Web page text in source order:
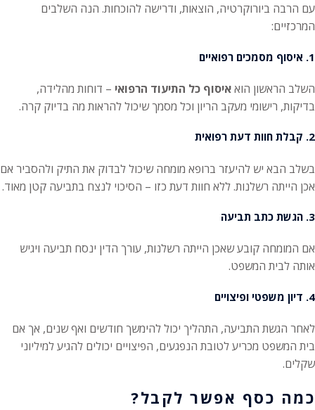
עם הרבה ביורוקרטיה, הוצאות, ודרישה להוכחות. הנה השלבים
המרכזיים:
1. איסוף מסמכים רפואיים
השלב הראשון הואאיסוף כל התיעוד הרפואי – דוחות מהלידה,
בדיקות, רישומי מעקב הריון וכל מסמך שיכול להראות מה בדיוק קרה.
2. קבלת חוות דעת רפואית
בשלב הבא יש להיעזר ברופא מומחה שיכול לבדוק את התיק ולהסביר אם
אכן הייתה רשלנות. ללא חוות דעת כזו – הסיכוי לנצח בתביעה קטן מאוד.
3. הגשת כתב תביעה
אם המומחה קובע שאכן הייתה רשלנות, עורך הדין ינסח תביעה ויגיש
אותה לבית המשפט.
4. דיון משפטי ופיצויים
לאחר הגשת התביעה, התהליך יכול להימשך חודשים ואף שנים, אך אם
בית המשפט מכריע לטובת הנפגעים, הפיצויים יכולים להגיע למיליוני
שקלים.
כמה כסף אפשר לקבל?